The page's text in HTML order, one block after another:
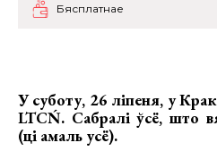
Бясплатнае
У суботу, 26 ліпеня, у
LTCŃ. Сабралі ўсё, што
(ці амаль усё).